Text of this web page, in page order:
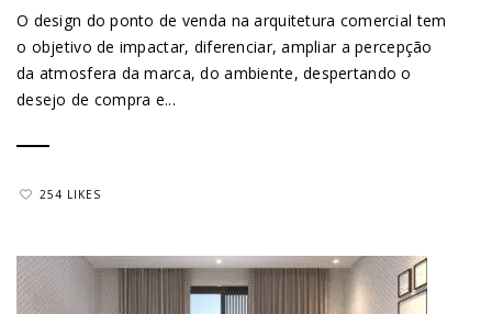
O design do ponto de venda na arquitetura comercial tem
o objetivo de impactar, diferenciar, ampliar a percepção
da atmosfera da marca, do ambiente, despertando o
desejo de compra e...
254 LIKES